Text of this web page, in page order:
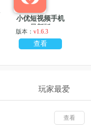
小优短视频手机
最新版
版本：v1.6.3
查看
玩家最爱
查看